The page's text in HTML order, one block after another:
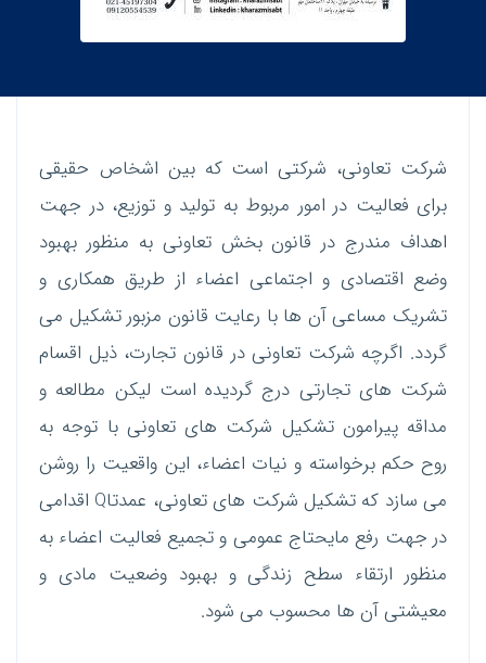
شرکت تعاونی، شرکتی است که بین اشخاص حقیقی
برای فعالیت در امور مربوط به تولید و توزیع، در جهت
اهداف مندرج در قانون بخش تعاونی به منظور بهبود
وضع اقتصادی و اجتماعی اعضاء از طریق همکاری و
تشریک مساعی آن ها با رعایت قانون مزبور تشکیل می
گردد. اگرچه شرکت تعاونی در قانون تجارت، ذیل اقسام
شرکت های تجارتی درج گردیده است لیکن مطالعه و
مداقه پیرامون تشکیل شرکت های تعاونی با توجه به
روح حکم برخواسته و نیات اعضاء، این واقعیت را روشن
می سازد که تشکیل شرکت های تعاونی، عمدتاQ اقدامی
در جهت رفع مایحتاج عمومی و تجمیع فعالیت اعضاء به
منظور ارتقاء سطح زندگی و بهبود وضعیت مادی و
معیشتی آن ها محسوب می شود.